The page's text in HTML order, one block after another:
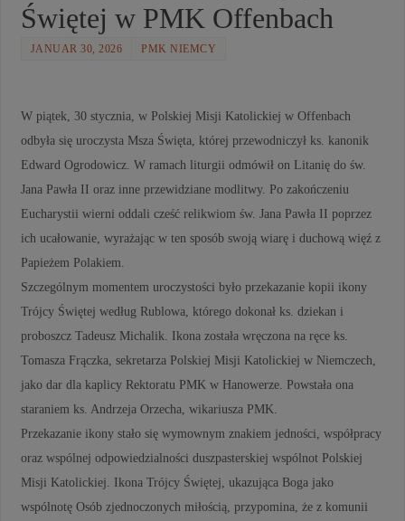
Świętej w PMK Offenbach
JANUAR 30, 2026 PMK NIEMCY
W piątek, 30 stycznia, w Polskiej Misji Katolickiej w Offenbach
odbyła się uroczysta Msza Święta, której przewodniczył ks. kanonik
Edward Ogrodowicz. W ramach liturgii odmówił on Litanię do św.
Jana Pawła II oraz inne przewidziane modlitwy. Po zakończeniu
Eucharystii wierni oddali cześć relikwiom św. Jana Pawła II poprzez
ich ucałowanie, wyrażając w ten sposób swoją wiarę i duchową więź z
Papieżem Polakiem.
Szczególnym momentem uroczystości było przekazanie kopii ikony
Trójcy Świętej według Rublowa, którego dokonał ks. dziekan i
proboszcz Tadeusz Michalik. Ikona została wręczona na ręce ks.
Tomasza Frączka, sekretarza Polskiej Misji Katolickiej w Niemczech,
jako dar dla kaplicy Rektoratu PMK w Hanowerze. Powstała ona
staraniem ks. Andrzeja Orzecha, wikariusza PMK.
Przekazanie ikony stało się wymownym znakiem jedności, współpracy
oraz wspólnej odpowiedzialności duszpasterskiej wspólnot Polskiej
Misji Katolickiej. Ikona Trójcy Świętej, ukazująca Boga jako
wspólnotę Osób zjednoczonych miłością, przypomina, że z komunii